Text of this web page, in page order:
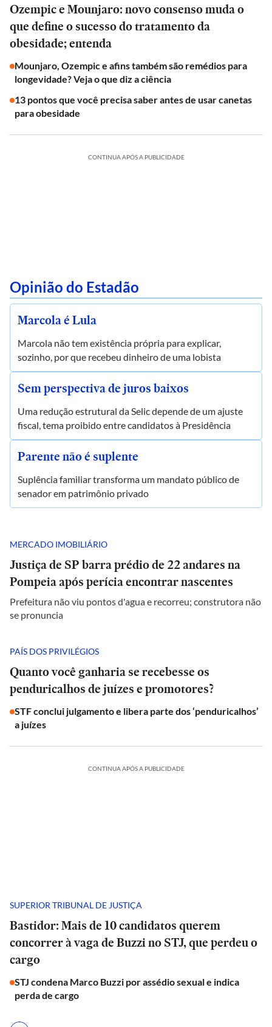
Ozempic e Mounjaro: novo consenso muda o
que define o sucesso do tratamento da
obesidade; entenda
Mounjaro, Ozempic e afins também são remédios para
longevidade? Veja o que diz a ciência
13 pontos que você precisa saber antes de usar canetas
para obesidade
CONTINUA APÓS A PUBLICIDADE
Opinião do Estadão
Marcola é Lula
Marcola não tem existência própria para explicar,
sozinho, por que recebeu dinheiro de uma lobista
Sem perspectiva de juros baixos
Uma redução estrutural da Selic depende de um ajuste
fiscal, tema proibido entre candidatos à Presidência
Parente não é suplente
Suplência familiar transforma um mandato público de
senador em patrimônio privado
MERCADO IMOBILIÁRIO
Justiça de SP barra prédio de 22 andares na
Pompeia após perícia encontrar nascentes
Prefeitura não viu pontos d'agua e recorreu; construtora não
se pronuncia
PAÍS DOS PRIVILÉGIOS
Quanto você ganharia se recebesse os
penduricalhos de juízes e promotores?
STF conclui julgamento e libera parte dos ‘penduricalhos’
a juízes
CONTINUA APÓS A PUBLICIDADE
SUPERIOR TRIBUNAL DE JUSTIÇA
Bastidor: Mais de 10 candidatos querem
concorrer à vaga de Buzzi no STJ, que perdeu o
cargo
STJ condena Marco Buzzi por assédio sexual e indica
perda de cargo